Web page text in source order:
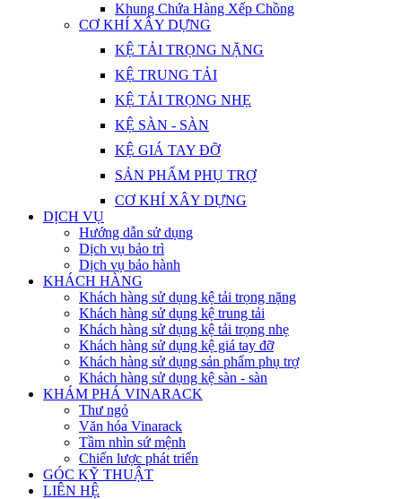
Khung Chứa Hàng Xếp Chồng
CƠ KHÍ XÂY DỰNG
KỆ TẢI TRỌNG NẶNG
KỆ TRUNG TẢI
KỆ TẢI TRỌNG NHẸ
KỆ SÀN - SÀN
KỆ GIÁ TAY ĐỠ
SẢN PHẨM PHỤ TRỢ
CƠ KHÍ XÂY DỰNG
DỊCH VỤ
Hướng dẫn sử dụng
Dịch vụ bảo trì
Dịch vụ bảo hành
KHÁCH HÀNG
Khách hàng sử dụng kệ tải trọng nặng
Khách hàng sử dụng kệ trung tải
Khách hàng sử dụng kệ tải trọng nhẹ
Khách hàng sử dụng kệ giá tay đỡ
Khách hàng sử dụng sản phẩm phụ trợ
Khách hàng sử dụng kệ sàn - sàn
KHÁM PHÁ VINARACK
Thư ngỏ
Văn hóa Vinarack
Tầm nhìn sứ mệnh
Chiến lược phát triển
GÓC KỸ THUẬT
LIÊN HỆ